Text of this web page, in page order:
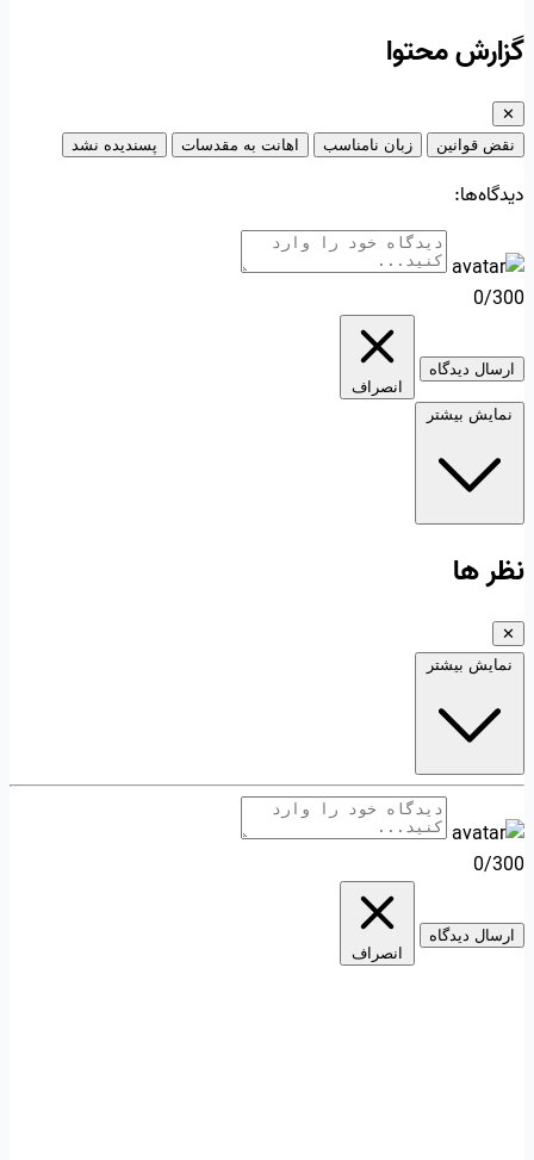
گزارش محتوا
✕
نقض قوانین
زبان نامناسب اهانت به مقدسات پسندیده نشد
دیدگاه‌ها:
0/300
ارسال دیدگاه
انصراف
نمایش بیشتر
نظر ها
✕
نمایش بیشتر
0/300
ارسال دیدگاه
انصراف